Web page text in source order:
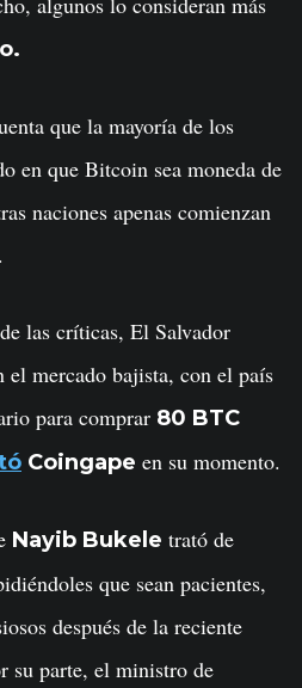
que la mayoría de los
en que Bitcoin sea moneda de
naciones apenas comienzan
las críticas, El Salvador
el mercado bajista, con el país
para comprar 80 BTC
Coingape en su momento.
Nayib Bukele trató de
que sean pacientes,
después de la reciente
su parte, el ministro de